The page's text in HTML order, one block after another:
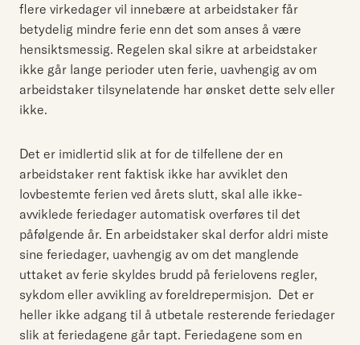
flere virkedager vil innebære at arbeidstaker får
betydelig mindre ferie enn det som anses å være
hensiktsmessig. Regelen skal sikre at arbeidstaker
ikke går lange perioder uten ferie, uavhengig av om
arbeidstaker tilsynelatende har ønsket dette selv eller
ikke.
Det er imidlertid slik at for de tilfellene der en
arbeidstaker rent faktisk ikke har avviklet den
lovbestemte ferien ved årets slutt, skal alle ikke-
avviklede feriedager automatisk overføres til det
påfølgende år. En arbeidstaker skal derfor aldri miste
sine feriedager, uavhengig av om det manglende
uttaket av ferie skyldes brudd på ferielovens regler,
sykdom eller avvikling av foreldrepermisjon. Det er
heller ikke adgang til å utbetale resterende feriedager
slik at feriedagene går tapt. Feriedagene som en